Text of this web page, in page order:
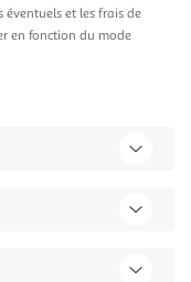
éventuels et les frais de
en fonction du mode